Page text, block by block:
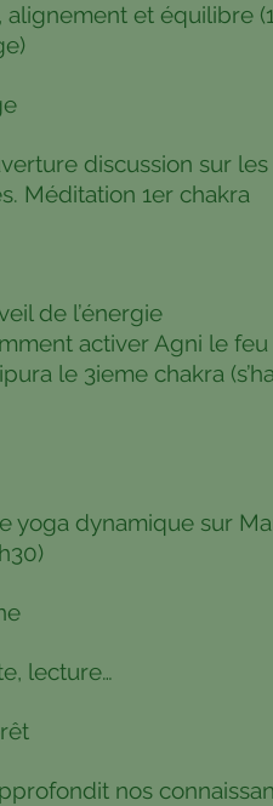
et équilibre
discussion sur
Méditation 1er chakra
de l’énergie
activer Agni le feu
le 3ieme chakra
yoga dynamique sur
lecture…
nos